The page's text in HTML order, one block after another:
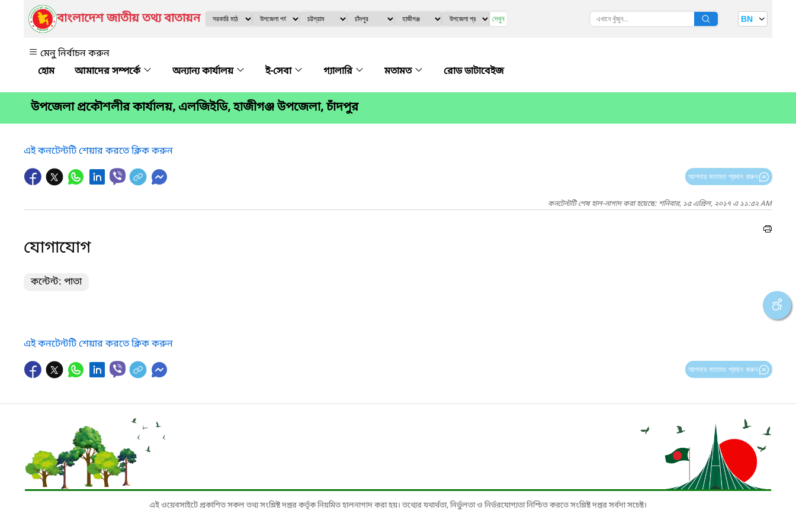
বাংলাদেশ জাতীয় তথ্য বাতায়ন দেখুন BN
মেনু নির্বাচন করুন
আমাদের সম্পর্কে
অন্যান্য কার্যালয় ই-সেবা গ্যালারি মতামত রোড ডাটাবেইজ
উপজেলা প্রকৌশলীর কার্যালয়, এলজিইডি, হাজীগঞ্জ উপজেলা, চাঁদপুর
এই কনটেন্টটি শেয়ার করতে ক্লিক করুন
আপনার মতামত প্রদান করুন
কনটেন্টটি শেষ হাল-নাগাদ করা হয়েছে: শনিবার, ১৫ এপ্রিল, ২০১৭ এ ১১:৫২ AM
যোগাযোগ
কন্টেন্ট: পাতা
এই কনটেন্টটি শেয়ার করতে ক্লিক করুন
আপনার মতামত প্রদান করুন
এই ওয়েবসাইটে প্রকাশিত সকল তথ্য সংশ্লিষ্ট দপ্তর কর্তৃক নিয়মিত হালনাগাদ করা হয়। তথ্যের যথার্থতা, নির্ভুলতা ও নির্ভরযোগ্যতা নিশ্চিত করতে সংশ্লিষ্ট দপ্তর সর্বদা সচেষ্ট।